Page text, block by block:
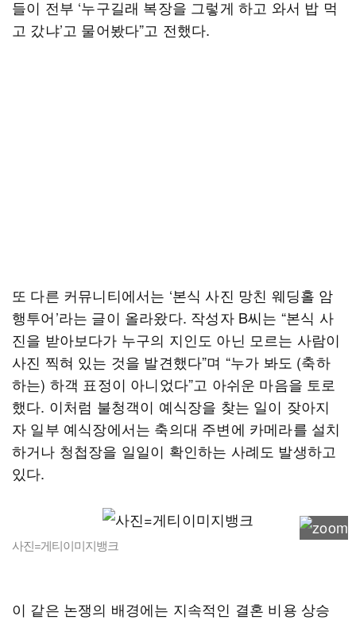
들이 전부 ‘누구길래 복장을 그렇게 하고 와서 밥 먹
고 갔냐’고 물어봤다”고 전했다.
또 다른 커뮤니티에서는 ‘본식 사진 망친 웨딩홀 암
행투어’라는 글이 올라왔다. 작성자 B씨는 “본식 사
진을 받아보다가 누구의 지인도 아닌 모르는 사람이
사진 찍혀 있는 것을 발견했다”며 “누가 봐도 (축하
하는) 하객 표정이 아니었다”고 아쉬운 마음을 토로
했다. 이처럼 불청객이 예식장을 찾는 일이 잦아지
자 일부 예식장에서는 축의대 주변에 카메라를 설치
하거나 청첩장을 일일이 확인하는 사례도 발생하고
있다.
사진=게티이미지뱅크
이 같은 논쟁의 배경에는 지속적인 결혼 비용 상승